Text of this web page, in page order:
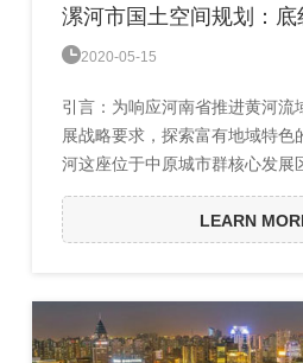
2020-05-15
引言：为响应河南省推进黄河流
展战略要求，探索富有地域特色
河这座位于中原城市群核心发展
的城市，紧跟国家和河南省国土
程，全面积极探索全域高质量规
LEARN